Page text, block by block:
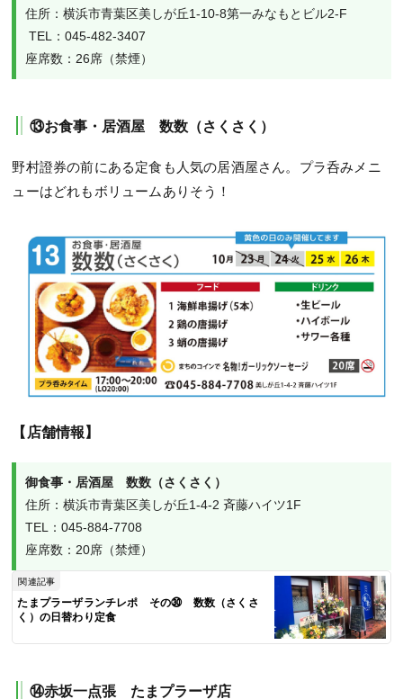
住所：横浜市青葉区美しが丘1-10-8第一みなもとビル2-F
TEL：045-482-3407
座席数：26席（禁煙）
⑬お食事・居酒屋 数数（さくさく）
野村證券の前にある定食も人気の居酒屋さん。プラ呑みメニ
ューはどれもボリュームありそう！
【店舗情報】
御食事・居酒屋　数数（さくさく）
住所：横浜市青葉区美しが丘1-4-2 斉藤ハイツ1F
TEL：045-884-7708
座席数：20席（禁煙）
関連記事
たまプラーザランチレポ その㉚ 数数（さくさ
く）の日替わり定食
⑭赤坂一点張 たまプラーザ店